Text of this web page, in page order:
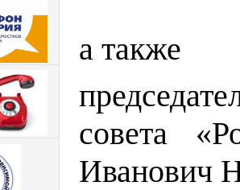
а также
совета
Иванович